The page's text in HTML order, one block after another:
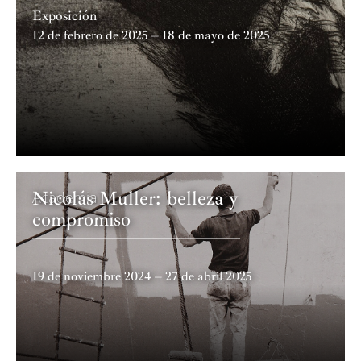
Exposición
12 de febrero de 2025 – 18 de mayo de 2025
Academia
Nicolás Muller: belleza y
compromiso
19 de noviembre 2024 – 27 de abril 2025